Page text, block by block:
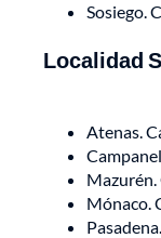
Sosiego.
Localidad
Atenas.
Mazurén.
Mónaco.